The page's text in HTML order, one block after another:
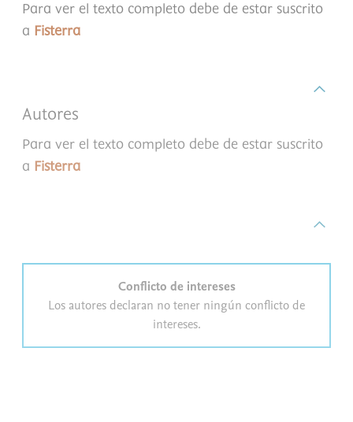
Para ver el texto completo debe de estar suscrito
a Fisterra
Autores
Para ver el texto completo debe de estar suscrito
a Fisterra
Conflicto de intereses
Los autores declaran no tener ningún conflicto de
intereses.